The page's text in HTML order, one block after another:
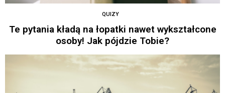
QUIZY
Te pytania kładą na łopatki nawet wykształcone
osoby! Jak pójdzie Tobie?